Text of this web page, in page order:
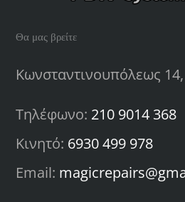
Θα μας βρείτε
Κωνσταντινουπόλεως
Τηλέφωνο: 210 9014 368
Κινητό: 6930 499 978
Email: